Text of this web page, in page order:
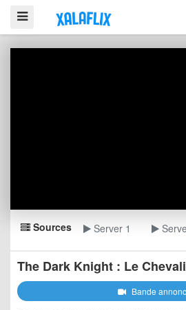
Sources Server 1
The Dark Knight : Le
Bande